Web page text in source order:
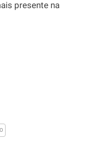
presente na